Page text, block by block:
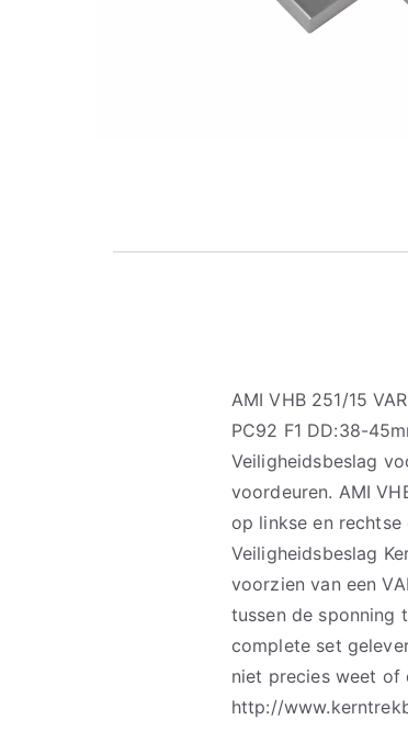
AMI VHB 251/15
PC92 F1 DD:38-
Veiligheidsbeslag
voordeuren. AMI
op linkse en rechtse
Veiligheidsbeslag
voorzien van een
tussen de sponning
complete set
niet precies weet of
http://